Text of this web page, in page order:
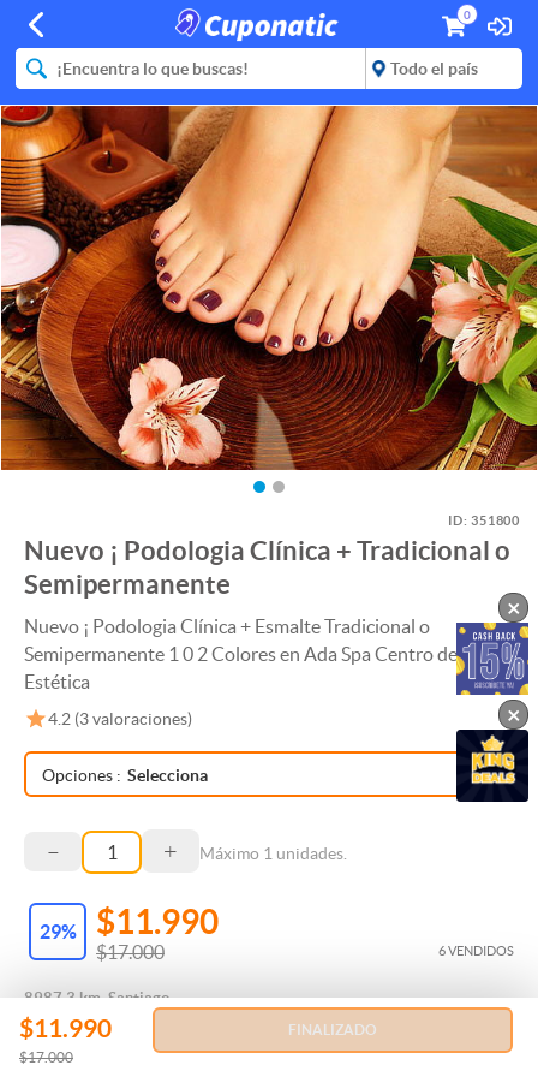
0
ID:351800
Nuevo ¡ Podologia Clínica + Tradicional o
Semipermanente
Nuevo ¡ Podologia Clínica + Esmalte Tradicional o
Semipermanente 1 0 2 Colores en Ada Spa Centro de
Estética
4.2 (3 valoraciones)
Opciones : Selecciona
– + Máximo 1 unidades.
29% $11.990
$17.000 6 VENDIDOS
8987.3 km, Santiago
$11.990
$17.000
FINALIZADO
×
×